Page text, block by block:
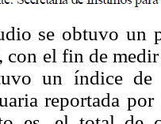
se obtuvo un
con el fin de
un índice de
reportada